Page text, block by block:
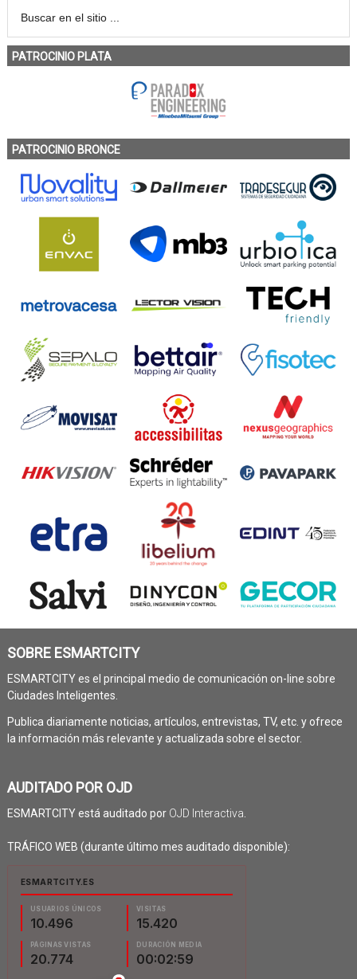
PATROCINIO PLATA
PATROCINIO BRONCE
SOBRE ESMARTCITY
ESMARTCITY es el principal medio de comunicación on-line sobre
Ciudades Inteligentes.
Publica diariamente noticias, artículos, entrevistas, TV, etc. y ofrece
la información más relevante y actualizada sobre el sector.
AUDITADO POR OJD
ESMARTCITY está auditado por OJD Interactiva.
TRÁFICO WEB (durante último mes auditado disponible):